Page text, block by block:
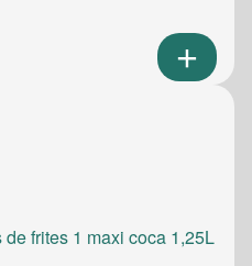
frites 1 maxi coca 1,25L